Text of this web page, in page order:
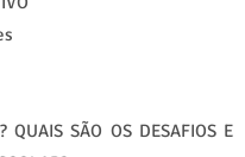
QUAIS SÃO OS DESAFIOS E